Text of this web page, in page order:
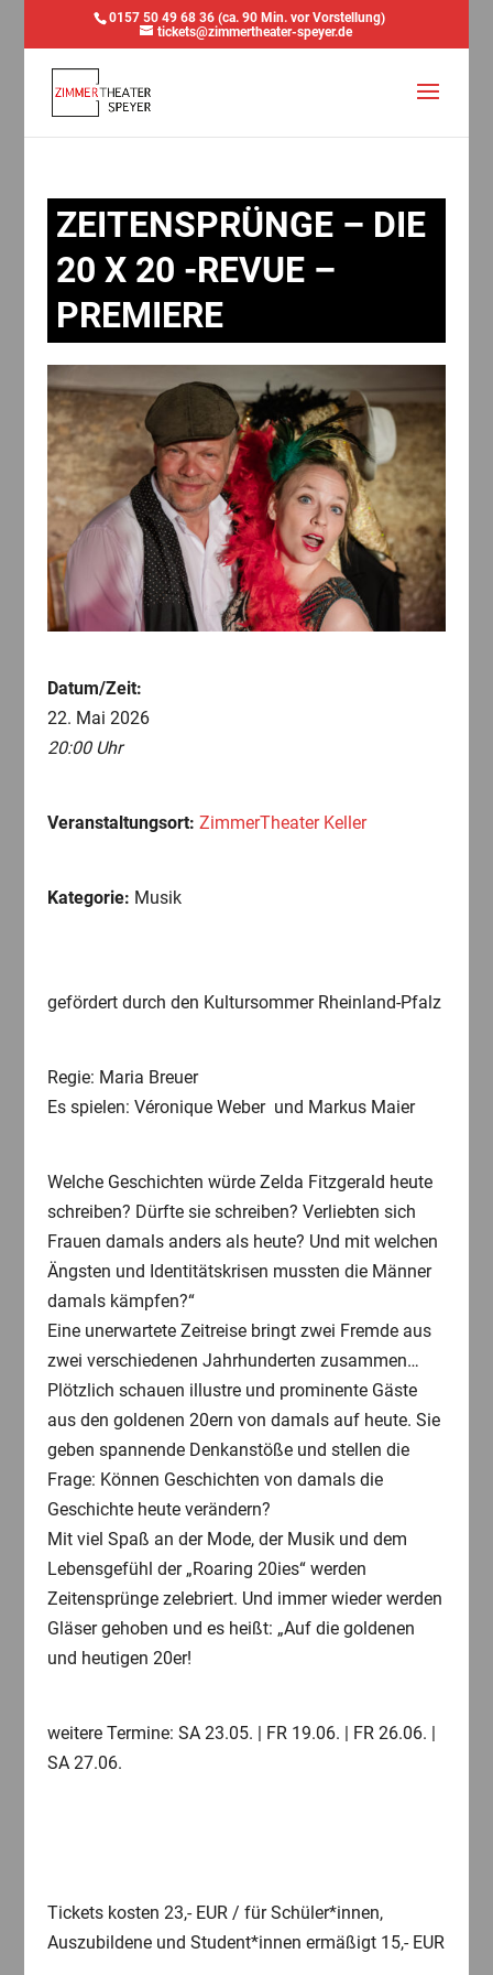
0157 50 49 68 36 (ca. 90 Min. vor Vorstellung)
tickets@zimmertheater-speyer.de
ZEITENSPRÜNGE – DIE
20 X 20 -REVUE –
PREMIERE
Datum/Zeit:
22. Mai 2026
20:00 Uhr
Veranstaltungsort: ZimmerTheater Keller
Kategorie: Musik
gefördert durch den Kultursommer Rheinland-Pfalz
Regie: Maria Breuer
Es spielen: Véronique Weber und Markus Maier
Welche Geschichten würde Zelda Fitzgerald heute
schreiben? Dürfte sie schreiben? Verliebten sich
Frauen damals anders als heute? Und mit welchen
Ängsten und Identitätskrisen mussten die Männer
damals kämpfen?“
Eine unerwartete Zeitreise bringt zwei Fremde aus
zwei verschiedenen Jahrhunderten zusammen…
Plötzlich schauen illustre und prominente Gäste
aus den goldenen 20ern von damals auf heute. Sie
geben spannende Denkanstöße und stellen die
Frage: Können Geschichten von damals die
Geschichte heute verändern?
Mit viel Spaß an der Mode, der Musik und dem
Lebensgefühl der „Roaring 20ies“ werden
Zeitensprünge zelebriert. Und immer wieder werden
Gläser gehoben und es heißt: „Auf die goldenen
und heutigen 20er!
weitere Termine: SA 23.05. | FR 19.06. | FR 26.06. |
SA 27.06.
Tickets kosten 23,- EUR / für Schüler*innen,
Auszubildene und Student*innen ermäßigt 15,- EUR